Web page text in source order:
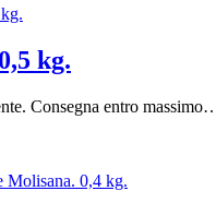
kg.
Consegna entro